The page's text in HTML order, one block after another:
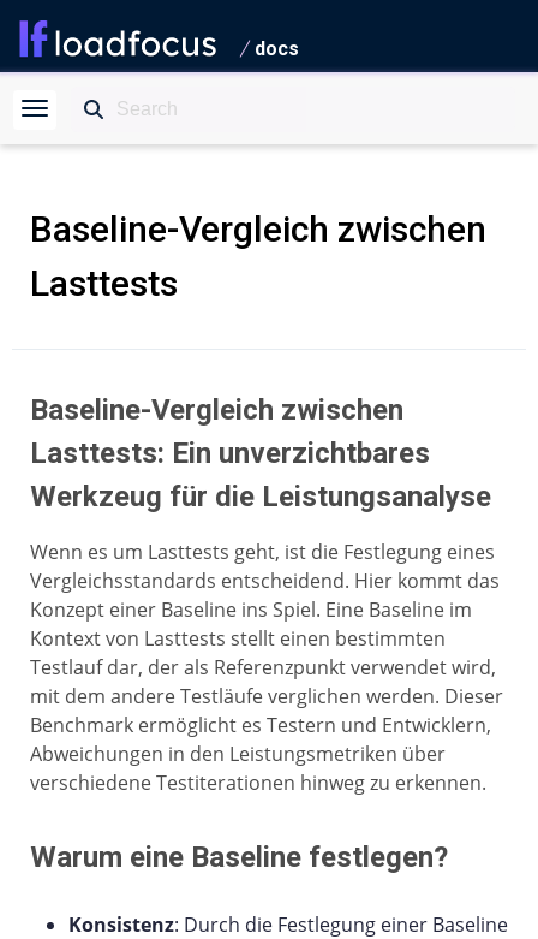
docs
Baseline-Vergleich zwischen
Lasttests
Baseline-Vergleich zwischen
Lasttests: Ein unverzichtbares
Werkzeug für die Leistungsanalyse
Wenn es um Lasttests geht, ist die Festlegung eines
Vergleichsstandards entscheidend. Hier kommt das
Konzept einer Baseline ins Spiel. Eine Baseline im
Kontext von Lasttests stellt einen bestimmten
Testlauf dar, der als Referenzpunkt verwendet wird,
mit dem andere Testläufe verglichen werden. Dieser
Benchmark ermöglicht es Testern und Entwicklern,
Abweichungen in den Leistungsmetriken über
verschiedene Testiterationen hinweg zu erkennen.
Warum eine Baseline festlegen?
Konsistenz: Durch die Festlegung einer Baseline